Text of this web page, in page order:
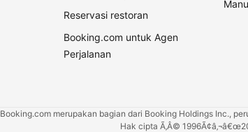
Reservasi restoran
Booking.com untuk Agen
Perjalanan
Booking.com merupakan bagian dari Booking Holdings Inc.,
Hak cipta Ã‚Â©